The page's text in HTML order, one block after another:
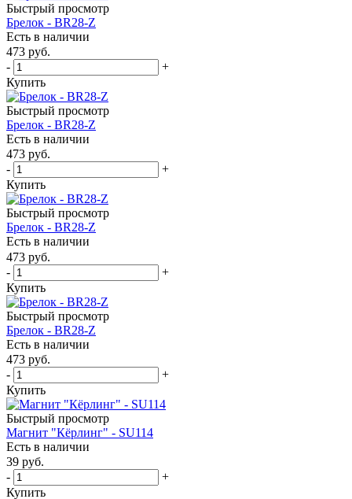
Быстрый просмотр
Брелок - BR28-Z
Есть в наличии
473 руб.
-
+
Купить
Быстрый просмотр
Брелок - BR28-Z
Есть в наличии
473 руб.
-
+
Купить
Быстрый просмотр
Брелок - BR28-Z
Есть в наличии
473 руб.
-
+
Купить
Быстрый просмотр
Брелок - BR28-Z
Есть в наличии
473 руб.
-
+
Купить
Быстрый просмотр
Магнит "Кёрлинг" - SU114
Есть в наличии
39 руб.
-
+
Купить